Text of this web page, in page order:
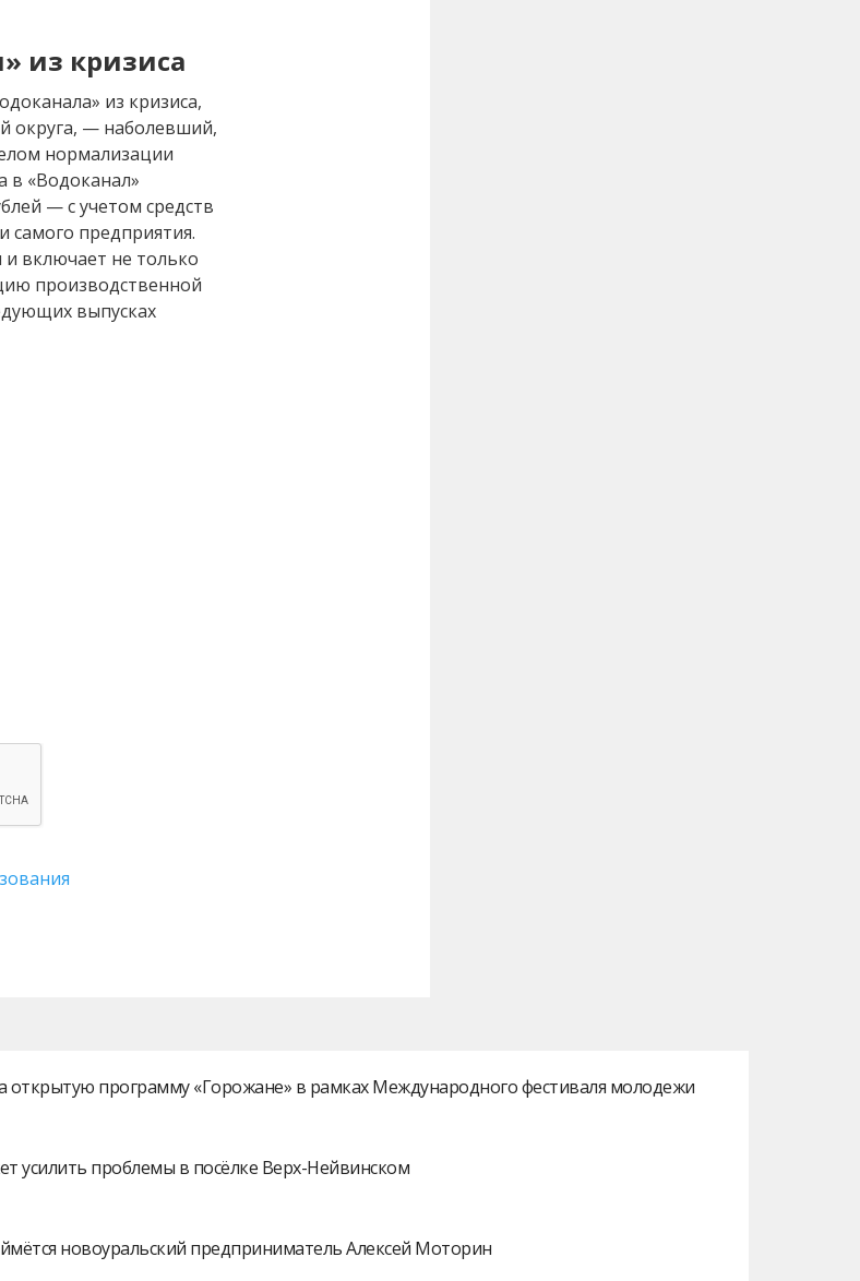
из кризиса
из кризиса,
округа, — наболевший,
нормализации
в «Водоканал»
— с учетом средств
самого предприятия.
включает не только
производственной
выпусках
открытую программу «Горожане» в рамках Международного фестиваля молодежи
усилить проблемы в посёлке Верх-Нейвинском
новоуральский предприниматель Алексей Моторин